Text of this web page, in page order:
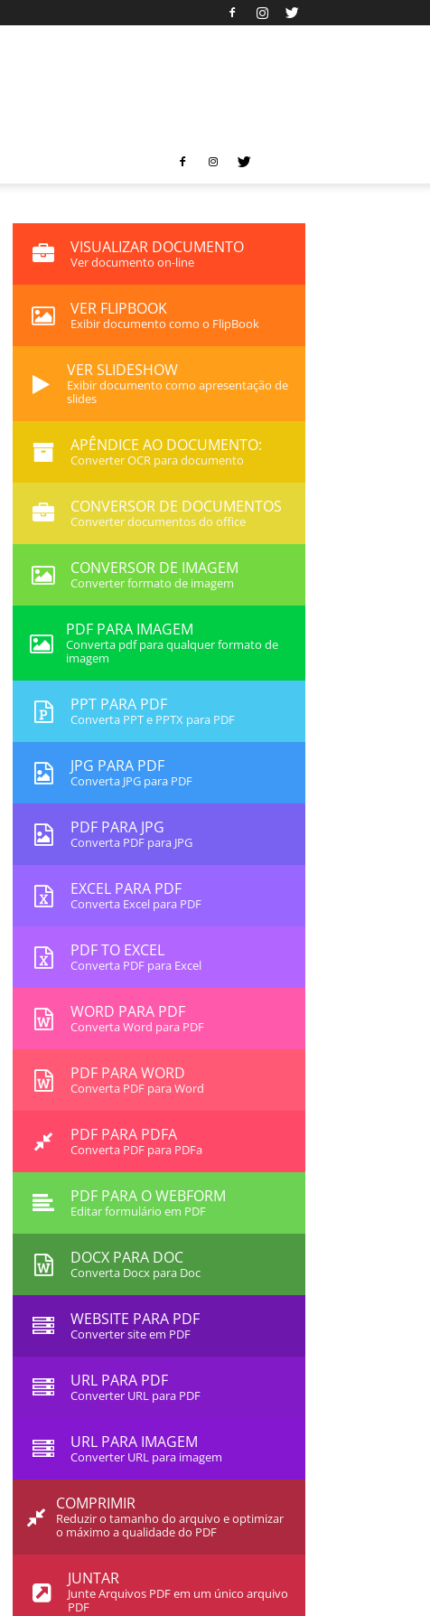
VISUALIZAR DOCUMENTO
Ver documento on-line
VER FLIPBOOK
Exibir documento como o FlipBook
VER SLIDESHOW
Exibir documento como apresentação de
slides
APÊNDICE AO DOCUMENTO:
Converter OCR para documento
CONVERSOR DE DOCUMENTOS
Converter documentos do office
CONVERSOR DE IMAGEM
Converter formato de imagem
PDF PARA IMAGEM
Converta pdf para qualquer formato de
imagem
PPT PARA PDF
Converta PPT e PPTX para PDF
JPG PARA PDF
Converta JPG para PDF
PDF PARA JPG
Converta PDF para JPG
EXCEL PARA PDF
Converta Excel para PDF
PDF TO EXCEL
Converta PDF para Excel
WORD PARA PDF
Converta Word para PDF
PDF PARA WORD
Converta PDF para Word
PDF PARA PDFA
Converta PDF para PDFa
PDF PARA O WEBFORM
Editar formulário em PDF
DOCX PARA DOC
Converta Docx para Doc
WEBSITE PARA PDF
Converter site em PDF
URL PARA PDF
Converter URL para PDF
URL PARA IMAGEM
Converter URL para imagem
COMPRIMIR
Reduzir o tamanho do arquivo e optimizar
o máximo a qualidade do PDF
JUNTAR
Junte Arquivos PDF em um único arquivo
PDF